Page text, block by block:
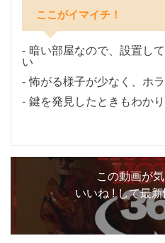
ここがイマイチ！
暗い部屋なので、設置し
い
怖がる様子が少なく、ホ
鍵を発見したときもわか
この動画が
いいね ! して最新